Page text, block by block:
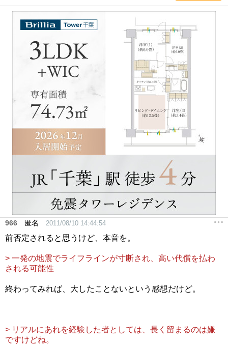
966 匿名 2011/08/10 14:44:54
前否定されると思うけど、本音を。
> 一発の地震でライフラインが寸断され、高い代償を払わ
される可能性
終わってみれば、大したことないという感想だけど。
> リアルにあれを経験した者としては、長く留まるのは嫌
ですけどね。